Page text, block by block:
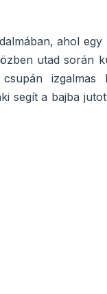
ahol
utad során
segít a bajba